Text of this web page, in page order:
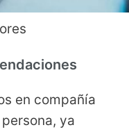
en compañía
ya